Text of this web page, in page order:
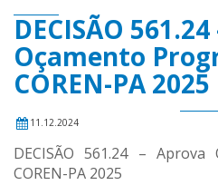
DECISÃO
Oçamento
COREN-PA 2025
11.12.2024
DECISÃO 561.24 –
COREN-PA 2025